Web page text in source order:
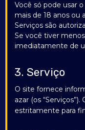
Você só pode usar
mais de 18 anos ou
Serviços são
Se você tiver
imediatamente de
3. Serviço
O site fornece
azar (os
estritamente para